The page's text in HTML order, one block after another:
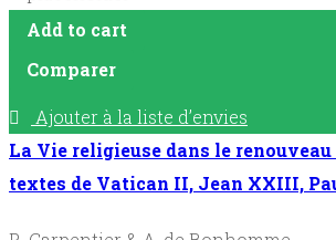
Add to cart
Comparer
Ajouter à la liste d’envies
La Vie religieuse dans le renouveau
textes de Vatican II, Jean XXIII,